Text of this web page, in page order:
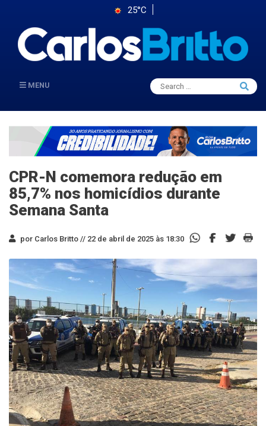
25°C
MENU
Search
for:
Search
CPR-N comemora redução em
85,7% nos homicídios durante
Semana Santa
por Carlos Britto // 22 de abril de 2025 às 18:30